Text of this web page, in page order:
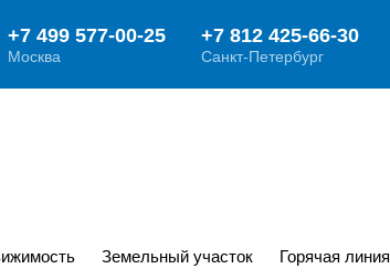
Земельный участок Горячая линия